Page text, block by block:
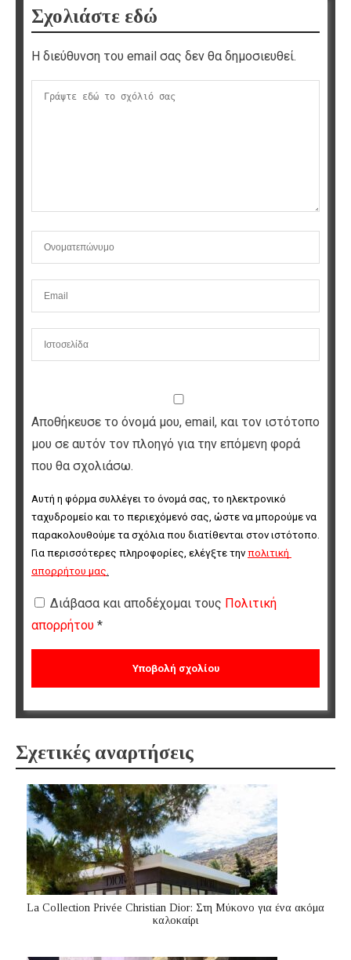
Σχολιάστε εδώ
Η διεύθυνση του email σας δεν θα δημοσιευθεί.
Αποθήκευσε το όνομά μου, email, και τον ιστότοπο
μου σε αυτόν τον πλοηγό για την επόμενη φορά
που θα σχολιάσω.
Αυτή η φόρμα συλλέγει το όνομά σας, το ηλεκτρονικό
ταχυδρομείο και το περιεχόμενό σας, ώστε να μπορούμε να
παρακολουθούμε τα σχόλια που διατίθενται στον ιστότοπο.
Για περισσότερες πληροφορίες, ελέγξτε την πολιτική
απορρήτου μας
Διάβασα και αποδέχομαι τους Πολιτική
απορρήτου *
Σχετικές αναρτήσεις
La Collection Privée Christian Dior: Στη Μύκονο για ένα ακόμα
καλοκαίρι